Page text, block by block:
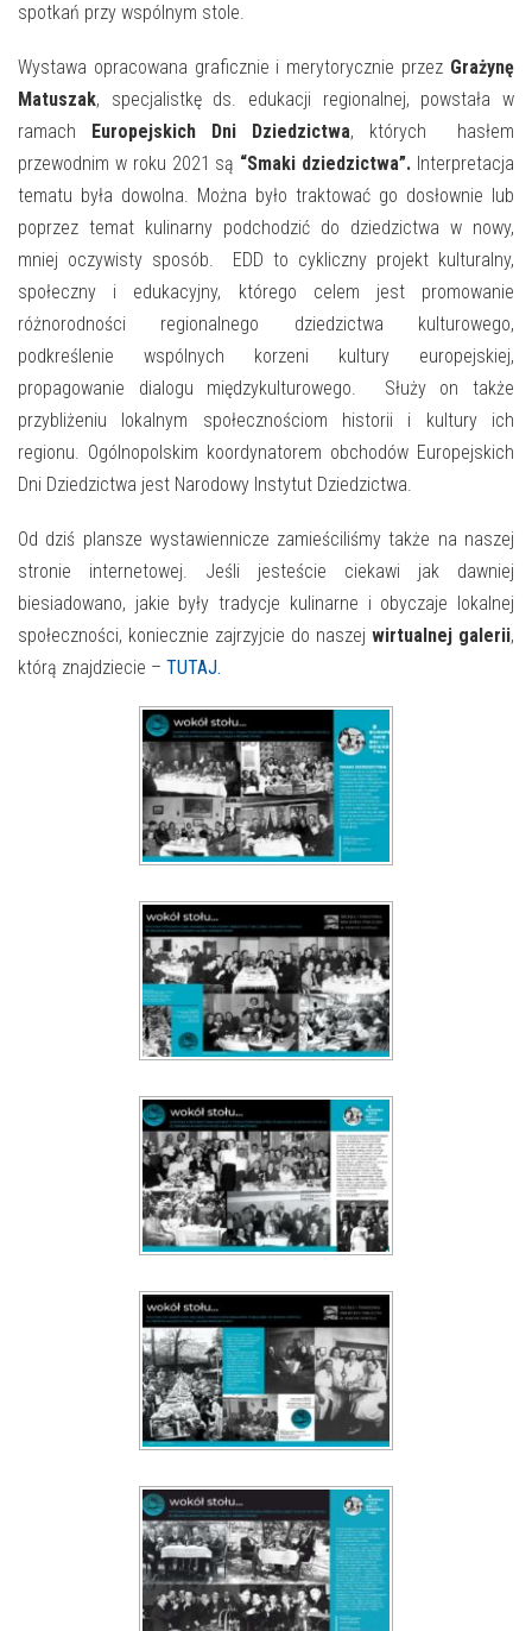
O NAS
spotkań przy wspólnym stole.
Wystawa opracowana graficznie i merytorycznie przez Grażynę
Matuszak, specjalistkę ds. edukacji regionalnej, powstała w
ramach Europejskich Dni Dziedzictwa, których hasłem
przewodnim w roku 2021 są “Smaki dziedzictwa”. Interpretacja
tematu była dowolna. Można było traktować go dosłownie lub
poprzez temat kulinarny podchodzić do dziedzictwa w nowy,
mniej oczywisty sposób. EDD to cykliczny projekt kulturalny,
społeczny i edukacyjny, którego celem jest promowanie
różnorodności regionalnego dziedzictwa kulturowego,
podkreślenie wspólnych korzeni kultury europejskiej,
propagowanie dialogu międzykulturowego. Służy on także
przybliżeniu lokalnym społecznościom historii i kultury ich
regionu. Ogólnopolskim koordynatorem obchodów Europejskich
Dni Dziedzictwa jest Narodowy Instytut Dziedzictwa.
Od dziś plansze wystawiennicze zamieściliśmy także na naszej
stronie internetowej. Jeśli jesteście ciekawi jak dawniej
biesiadowano, jakie były tradycje kulinarne i obyczaje lokalnej
społeczności, koniecznie zajrzyjcie do naszej wirtualnej galerii,
którą znajdziecie – TUTAJ.